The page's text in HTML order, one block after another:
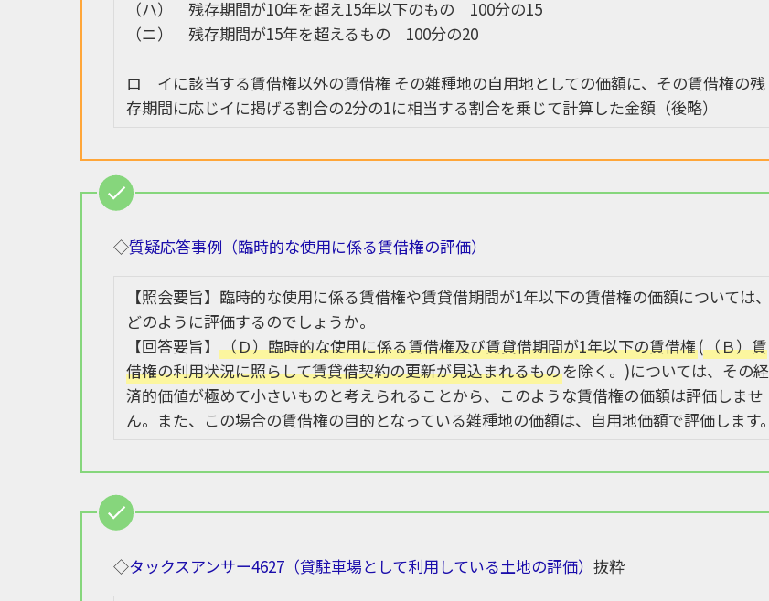
（ハ） 残存期間が10年を超え15年以下のもの 100分の15
（ニ） 残存期間が15年を超えるもの 100分の20
ロ イに該当する賃借権以外の賃借権 その雑種地の自用地としての価額に、その賃借権の残
存期間に応じイに掲げる割合の2分の1に相当する割合を乗じて計算した金額（後略）
◇質疑応答事例（臨時的な使用に係る賃借権の評価）
【照会要旨】臨時的な使用に係る賃借権や賃貸借期間が1年以下の賃借権の価額については、
どのように評価するのでしょうか。
【回答要旨】 （Ｄ）臨時的な使用に係る賃借権及び賃貸借期間が1年以下の賃借権(（Ｂ）賃
借権の利用状況に照らして賃貸借契約の更新が見込まれるものを除く。)については、その経
済的価値が極めて小さいものと考えられることから、このような賃借権の価額は評価しませ
ん。また、この場合の賃借権の目的となっている雑種地の価額は、自用地価額で評価します。
◇タックスアンサー4627（貸駐車場として利用している土地の評価） 抜粋